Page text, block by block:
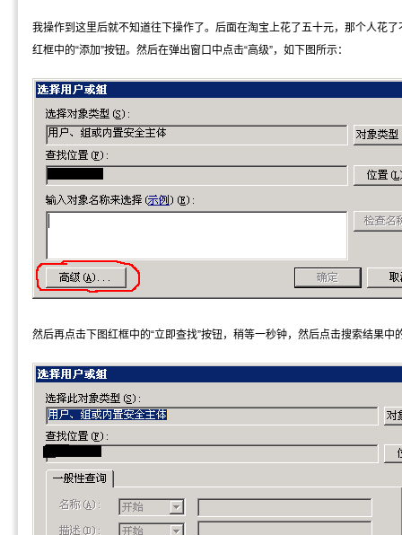
我操作到这里后就不知道往下操作了。后面在淘宝上花了五十元，那个人花
红框中的“添加”按钮。然后在弹出窗口中点击“高级”，如下图所示：
然后再点击下图红框中的“立即查找”按钮，稍等一秒钟，然后点击搜索结果中